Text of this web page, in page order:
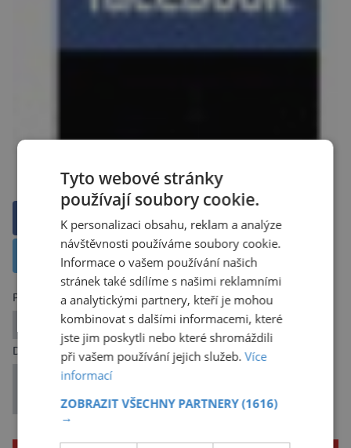
Sdílet na Facebooku
Sdílet na X
Předchozí článek
Rakovině děložního čípku se dá předejít
Další článek
Přepíšeme učebnice: Matriarchát byl jen fikcí a
sošky venuší pomůckou šamanů?
Tyto webové stránky
používají soubory cookie.
K personalizaci obsahu, reklam a analýze
návštěvnosti používáme soubory cookie.
Informace o vašem používání našich
stránek také sdílíme s našimi reklamními
a analytickými partnery, kteří je mohou
kombinovat s dalšími informacemi, které
jste jim poskytli nebo které shromáždili
při vašem používání jejich služeb.Více
informací
ZOBRAZIT VŠECHNY PARTNERY(1616)
→